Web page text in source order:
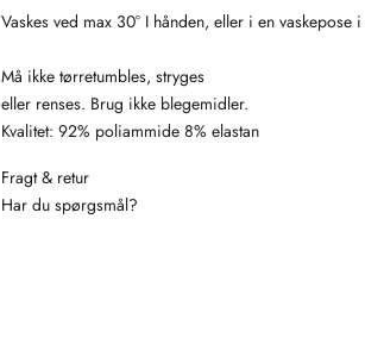
Vaskes ved max 30° I hånden, eller i en vaskepose i
Må ikke tørretumbles, stryges
eller renses. Brug ikke blegemidler.
Kvalitet: 92% poliammide 8% elastan
Fragt & retur
Har du spørgsmål?